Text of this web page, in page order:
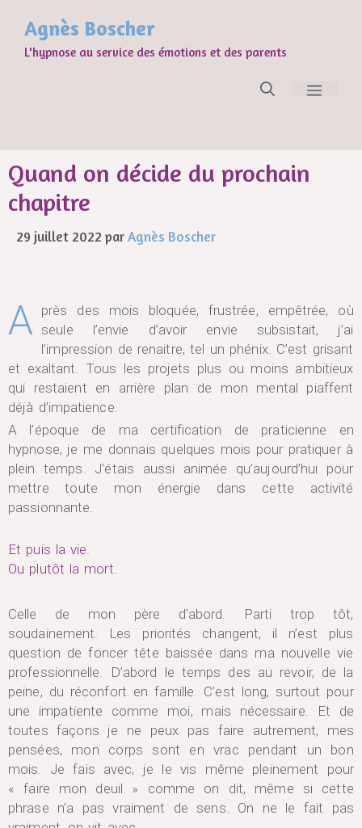
Agnès Boscher
L'hypnose au service des émotions et des parents
Quand on décide du prochain
chapitre
29 juillet 2022 parAgnès Boscher
A près des mois bloquée, frustrée, empêtrée, où
seule l’envie d’avoir envie subsistait, j’ai
l’impression de renaitre, tel un phénix. C’est grisant
et exaltant. Tous les projets plus ou moins ambitieux
qui restaient en arrière plan de mon mental piaffent
déjà d’impatience.
A l’époque de ma certification de praticienne en
hypnose, je me donnais quelques mois pour pratiquer à
plein temps. J’étais aussi animée qu’aujourd’hui pour
mettre toute mon énergie dans cette activité
passionnante.
Et puis la vie.
Ou plutôt la mort.
Celle de mon père d’abord. Parti trop tôt,
soudainement. Les priorités changent, il n’est plus
question de foncer tête baissée dans ma nouvelle vie
professionnelle. D’abord le temps des au revoir, de la
peine, du réconfort en famille. C’est long, surtout pour
une impatiente comme moi, mais nécessaire. Et de
toutes façons je ne peux pas faire autrement, mes
pensées, mon corps sont en vrac pendant un bon
mois. Je fais avec, je le vis même pleinement pour
« faire mon deuil » comme on dit, même si cette
phrase n’a pas vraiment de sens. On ne le fait pas